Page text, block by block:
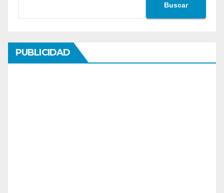
Buscar
PUBLICIDAD